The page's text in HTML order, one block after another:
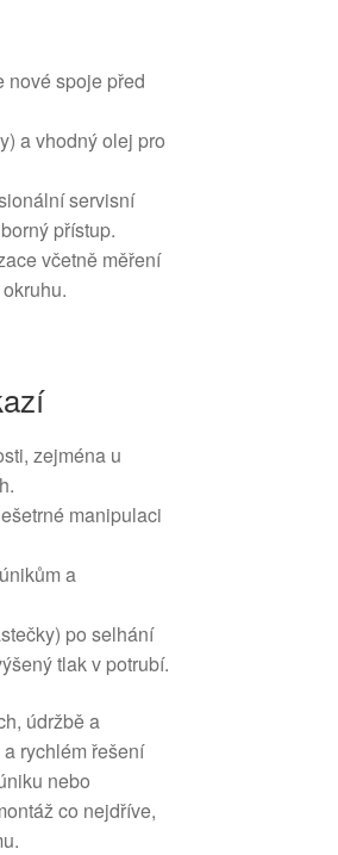
nové spoje před
a vhodný olej pro
servisní
přístup.
včetně měření
zejména u
manipulaci
a
po selhání
tlak v potrubí.
údržbě a
rychlém řešení
nebo
co nejdříve,